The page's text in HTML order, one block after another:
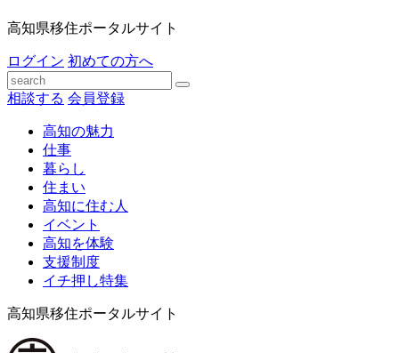
高知県移住ポータルサイト
ログイン 初めての方へ
相談する 会員登録
高知の魅力
仕事
暮らし
住まい
高知に住む人
イベント
高知を体験
支援制度
イチ押し特集
高知県移住ポータルサイト